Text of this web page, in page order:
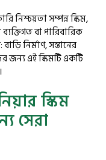
নিশ্চয়তা সম্পন্ন স্কিম,
বা পারিবারিক
নির্মাণ, সন্তানের
জন্য এই স্কিমটি একটি
স্কিম
সেরা